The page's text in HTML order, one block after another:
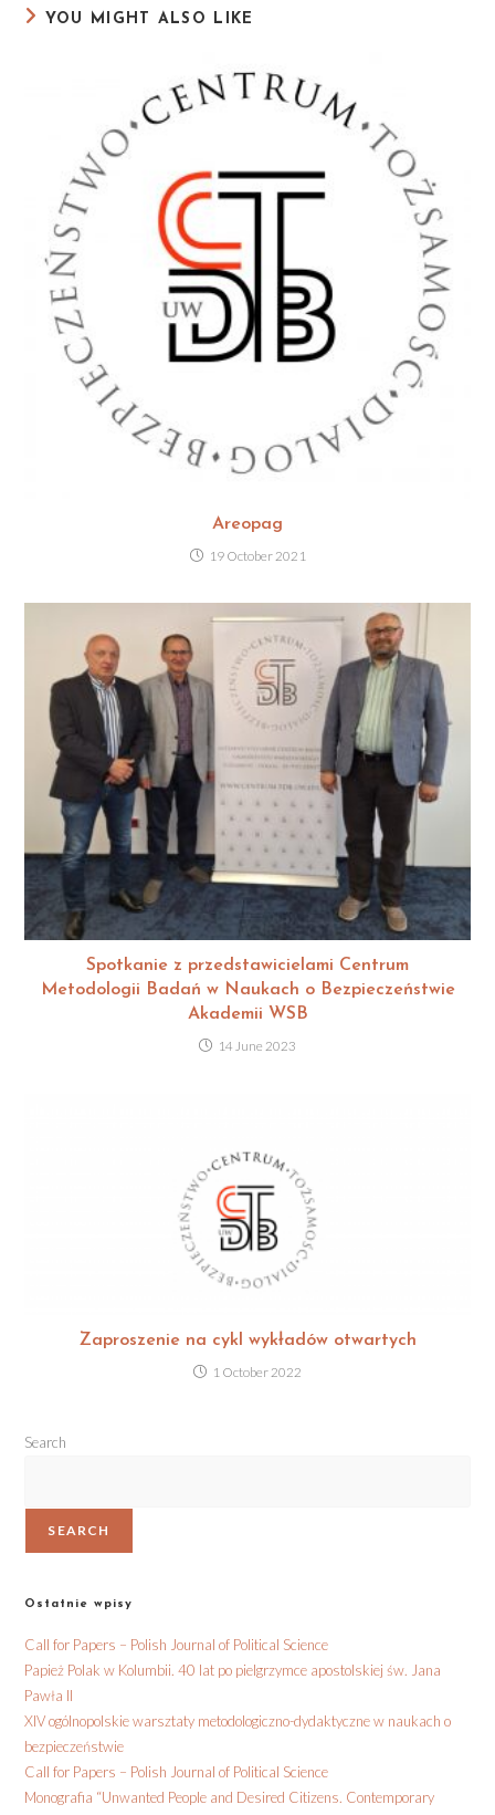
YOU MIGHT ALSO LIKE
Areopag
19 October 2021
Spotkanie z przedstawicielami Centrum
Metodologii Badań w Naukach o Bezpieczeństwie
Akademii WSB
14 June 2023
Zaproszenie na cykl wykładów otwartych
1 October 2022
Search
SEARCH
Ostatnie wpisy
Call for Papers – Polish Journal of Political Science
Papież Polak w Kolumbii. 40 lat po pielgrzymce apostolskiej św. Jana
Pawła II
XIV ogólnopolskie warsztaty metodologiczno-dydaktyczne w naukach o
bezpieczeństwie
Call for Papers – Polish Journal of Political Science
Monografia “Unwanted People and Desired Citizens. Contemporary